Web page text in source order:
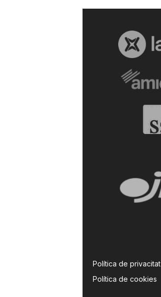
Política de privacitat
Política de cookies